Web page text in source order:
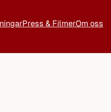
Press & FilmerOm oss